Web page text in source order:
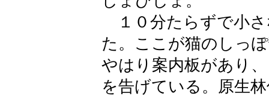
１０分たらずで小
た。ここが猫のしっ
やはり案内板があり
を告げている。原生